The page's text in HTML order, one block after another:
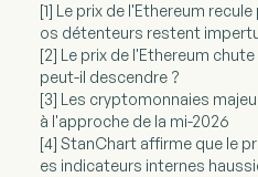
[1] Le prix de l'Ethereum
os détenteurs restent
[2] Le prix de l'Ethereum
peut-il descendre ?
[3] Les cryptomonnaies
à l'approche de la mi-2026
[4] StanChart affirme que le
es indicateurs internes